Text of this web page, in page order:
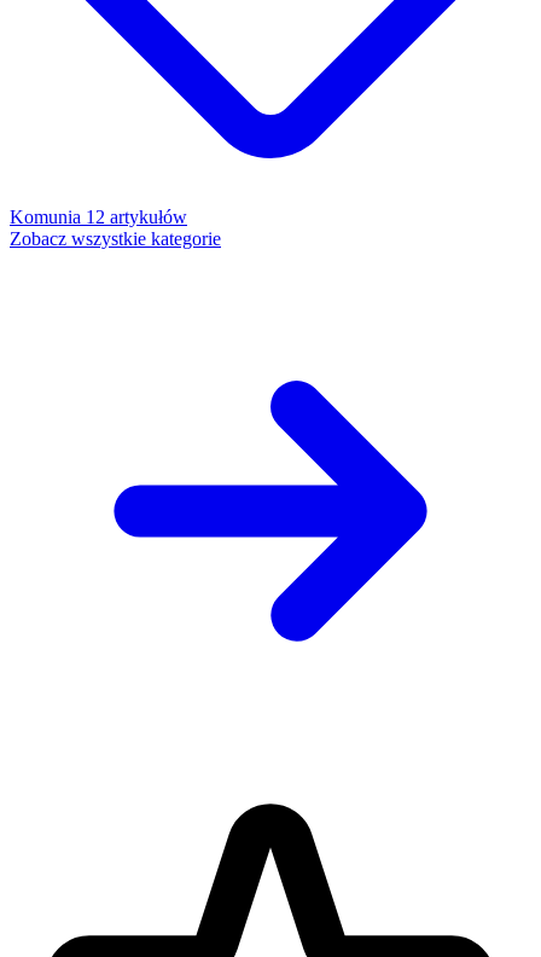
Komunia 12 artykułów
Zobacz wszystkie kategorie